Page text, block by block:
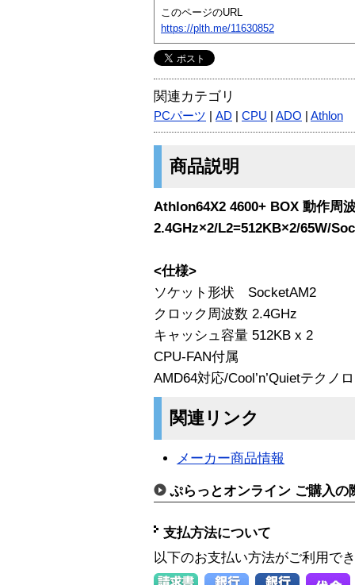
このページのURL
https://plth.me/11630852
関連カテゴリ
PCパーツ AD CPU ADO Athlon
商品説明
Athlon64X2 4600+ BOX 動作周
2.4GHz×2/L2=512KB×2/65W/
<仕様>
ソケット形状 SocketAM2
クロック周波数 2.4GHz
キャッシュ容量 512KB x 2
CPU-FAN付属
AMD64対応/Cool’n’Quietテクノ
関連リンク
メーカー商品情報
ぷらっとオンライン ご購入の
支払方法について
以下のお支払い方法がご利用で